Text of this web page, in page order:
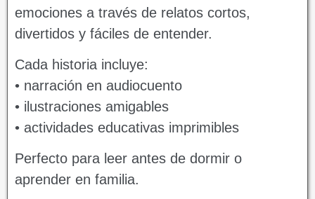
emociones a través de relatos cortos,
divertidos y fáciles de entender.
Cada historia incluye:
• narración en audiocuento
• ilustraciones amigables
• actividades educativas imprimibles
Perfecto para leer antes de dormir o
aprender en familia.